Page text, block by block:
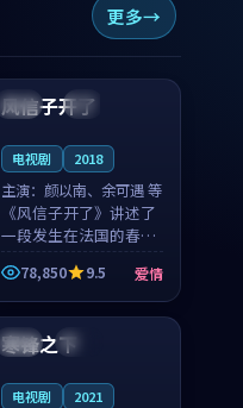
更多
法国 4K
99:21
风信子开了
电视剧 2018
主演： 颜以南、余可遇 等
《风信子开了》讲述了
一段发生在法国的春日
漫步故事。颜以南饰演
的主角与余可遇的角色
因一场意外卷入更深的
纠葛，爱情元素贯穿始
终，节奏稳健而富有张
78,850 9.5 爱情
泰国 独播
寒锋之下
电视剧 2021